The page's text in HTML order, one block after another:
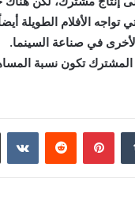
الأفلام الطويلة
في صناعة السينما.
المشترك تكون نسبة
بينتيريست